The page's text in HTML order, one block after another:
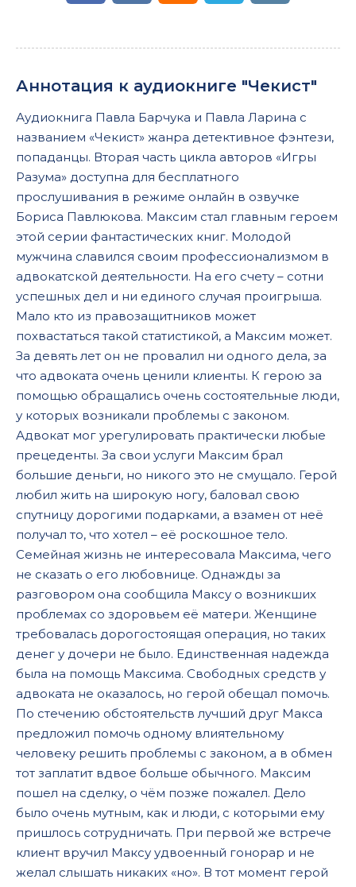
02-13
02-14
02-16
02-17
02-18
02-19
02-21
02-22
Аннотация к аудиокниге "Чекист"
Аудиокнига Павла Барчука и Павла Ларина с
названием «Чекист» жанра детективное фэнтези,
попаданцы. Вторая часть цикла авторов «Игры
Разума» доступна для бесплатного
прослушивания в режиме онлайн в озвучке
Бориса Павлюкова. Максим стал главным героем
этой серии фантастических книг. Молодой
мужчина славился своим профессионализмом в
адвокатской деятельности. На его счету – сотни
успешных дел и ни единого случая проигрыша.
Мало кто из правозащитников может
похвастаться такой статистикой, а Максим может.
За девять лет он не провалил ни одного дела, за
что адвоката очень ценили клиенты. К герою за
помощью обращались очень состоятельные люди,
у которых возникали проблемы с законом.
Адвокат мог урегулировать практически любые
прецеденты. За свои услуги Максим брал
большие деньги, но никого это не смущало. Герой
любил жить на широкую ногу, баловал свою
спутницу дорогими подарками, а взамен от неё
получал то, что хотел – её роскошное тело.
Семейная жизнь не интересовала Максима, чего
не сказать о его любовнице. Однажды за
разговором она сообщила Максу о возникших
проблемах со здоровьем её матери. Женщине
требовалась дорогостоящая операция, но таких
денег у дочери не было. Единственная надежда
была на помощь Максима. Свободных средств у
адвоката не оказалось, но герой обещал помочь.
По стечению обстоятельств лучший друг Макса
предложил помочь одному влиятельному
человеку решить проблемы с законом, а в обмен
тот заплатит вдвое больше обычного. Максим
пошел на сделку, о чём позже пожалел. Дело
было очень мутным, как и люди, с которыми ему
пришлось сотрудничать. При первой же встрече
клиент вручил Максу удвоенный гонорар и не
желал слышать никаких «но». В тот момент герой